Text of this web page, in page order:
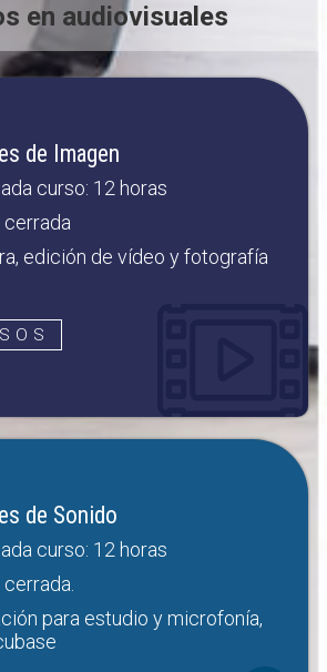
en audiovisuales
de Imagen
curso: 12 horas
edición de vídeo y fotografía
de Sonido
curso: 12 horas
para estudio y microfonía,